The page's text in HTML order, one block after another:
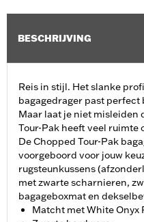
BESCHRIJVING
Reis in stijl. Het slanke
bagagedrager past perfect
Maar laat je niet misleiden
Tour-Pak heeft veel ruimte
De Chopped Tour-Pak
voorgeboord voor jouw
rugsteunkussens
met zwarte scharnieren,
bagageboxmat en
Matcht met White Onyx